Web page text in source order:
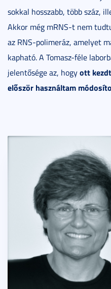
sokkal hosszabb, több száz,
Akkor még mRNS-t nem
az RNS-polimeráz, amelyet
kapható. A Tomasz-féle
jelentősége az, hogyott
először használtam